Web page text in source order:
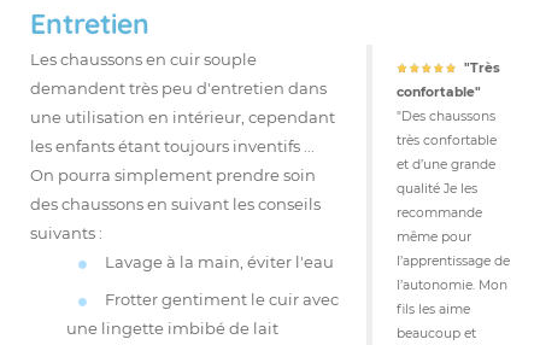
Entretien
"Très
confortable"
"Des chaussons
très confortable
et d’une grande
qualité Je les
recommande
même pour
l’apprentissage de
l’autonomie. Mon
fils les aime
beaucoup et
Les chaussons en cuir souple
demandent très peu d'entretien dans
une utilisation en intérieur, cependant
les enfants étant toujours inventifs ...
On pourra simplement prendre soin
des chaussons en suivant les conseils
suivants :
Lavage à la main, éviter l'eau
Frotter gentiment le cuir avec
une lingette imbibé de lait